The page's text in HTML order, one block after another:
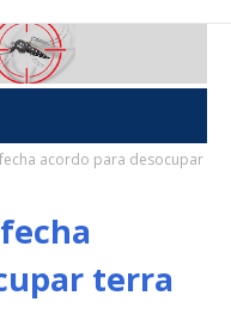
acordo para desocupar
terra